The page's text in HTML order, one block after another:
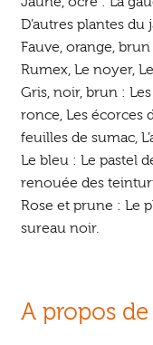
D’autres plantes du
Fauve, orange,
Rumex, Le noyer,
Gris, noir, brun :
ronce, Les écorces
feuilles de sumac,
Le bleu : Le pastel
renouée des
Rose et prune : Le
sureau noir.
A propos de